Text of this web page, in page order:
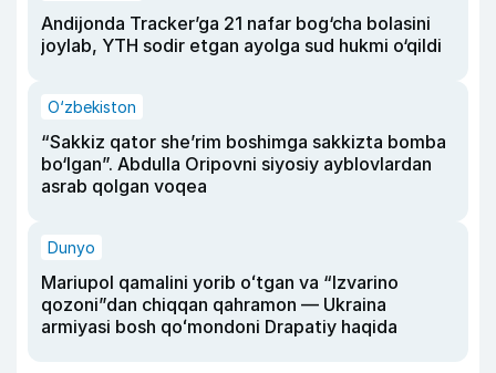
Andijonda Tracker’ga 21 nafar bog‘cha bolasini
joylab, YTH sodir etgan ayolga sud hukmi o‘qildi
O‘zbekiston
“Sakkiz qator she’rim boshimga sakkizta bomba
bo‘lgan”. Abdulla Oripovni siyosiy ayblovlardan
asrab qolgan voqea
Dunyo
Mariupol qamalini yorib oʻtgan va “Izvarino
qozoni”dan chiqqan qahramon — Ukraina
armiyasi bosh qoʻmondoni Drapatiy haqida